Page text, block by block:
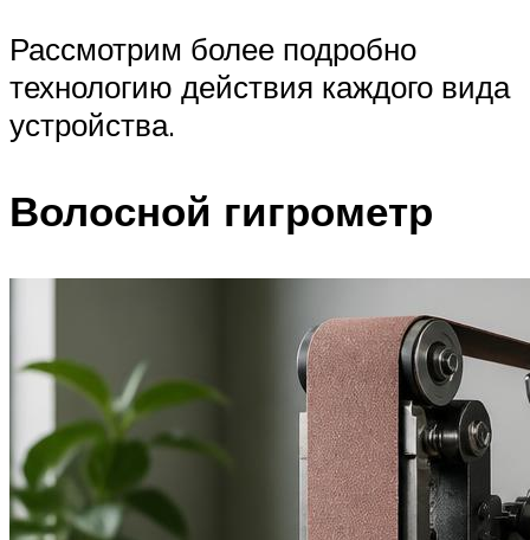
Рассмотрим более подробно
технологию действия каждого вида
устройства.
Волосной гигрометр